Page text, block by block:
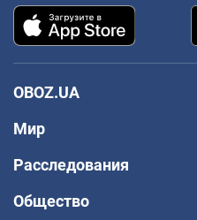
OBOZ.UA
Мир
Расследования
Общество